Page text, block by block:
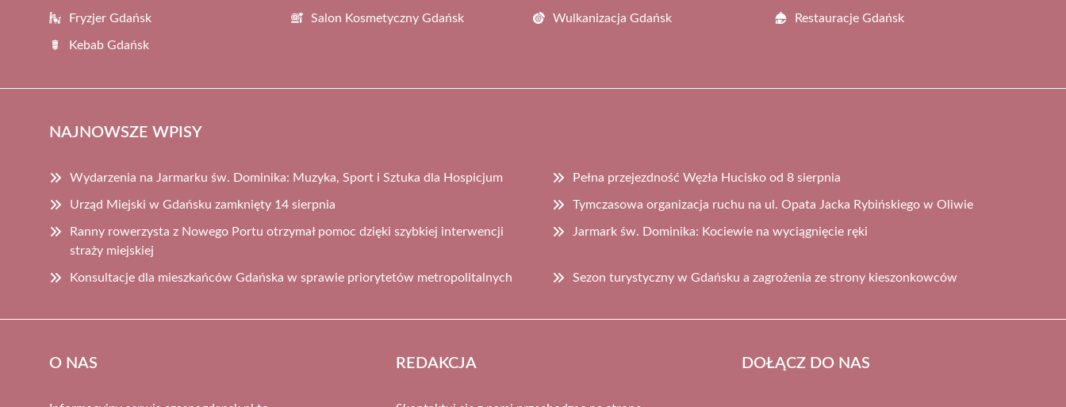
Fryzjer Gdańsk Salon Kosmetyczny Gdańsk Wulkanizacja Gdańsk Restauracje Gdańsk
Kebab Gdańsk
NAJNOWSZE WPISY
Wydarzenia na Jarmarku św. Dominika: Muzyka, Sport i Sztuka dla Hospicjum Pełna przejezdność Węzła Hucisko od 8 sierpnia
Urząd Miejski w Gdańsku zamknięty 14 sierpnia Tymczasowa organizacja ruchu na ul. Opata Jacka Rybińskiego w Oliwie
Ranny rowerzysta z Nowego Portu otrzymał pomoc dzięki szybkiej interwencji
straży miejskiej
Jarmark św. Dominika: Kociewie na wyciągnięcie ręki
Konsultacje dla mieszkańców Gdańska w sprawie priorytetów metropolitalnych Sezon turystyczny w Gdańsku a zagrożenia ze strony kieszonkowców
O NAS REDAKCJA DOŁĄCZ DO NAS